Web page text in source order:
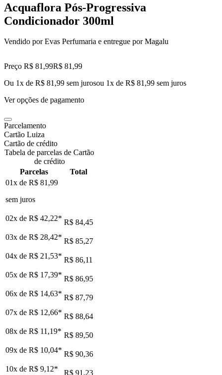
Acquaflora Pós-Progressiva
Condicionador 300ml
Vendido porEvas Perfumaria e entregue por Magalu
Preço R$ 81,99R$ 81,99
Ou 1x de R$ 81,99 sem jurosou 1x de R$ 81,99 sem juros
Ver opções de pagamento
Parcelamento
Cartão Luiza
Cartão de crédito
Tabela de parcelas de Cartão
de crédito
Parcelas
Total
01x de R$ 81,99
sem juros
02x de R$ 42,22* R$ 84,45
03x de R$ 28,42* R$ 85,27
04x de R$ 21,53* R$ 86,11
05x de R$ 17,39* R$ 86,95
06x de R$ 14,63* R$ 87,79
07x de R$ 12,66* R$ 88,64
08x de R$ 11,19* R$ 89,50
09x de R$ 10,04* R$ 90,36
10x de R$ 9,12* R$ 91,23